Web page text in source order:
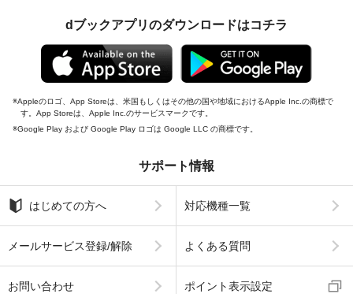
dブックアプリのダウンロードはコチラ
Appleのロゴ、App Storeは、米国もしくはその他の国や地域におけるApple Inc.の商標で
す。App Storeは、Apple Inc.のサービスマークです。
Google Play および Google Play ロゴは Google LLC の商標です。
サポート情報
はじめての方へ 対応機種一覧
メールサービス登録/解除 よくある質問
お問い合わせ ポイント表示設定